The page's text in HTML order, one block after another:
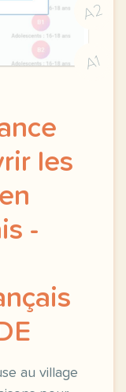
A2
A1
les
-
au village